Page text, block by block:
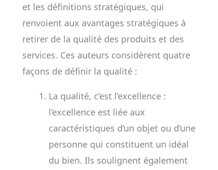
et les définitions stratégiques, qui
renvoient aux avantages stratégiques à
retirer de la qualité des produits et des
services. Ces auteurs considèrent quatre
façons de définir la qualité :
La qualité, c’est l’excellence :
l’excellence est liée aux
caractéristiques d’un objet ou d’une
personne qui constituent un idéal
du bien. Ils soulignent également